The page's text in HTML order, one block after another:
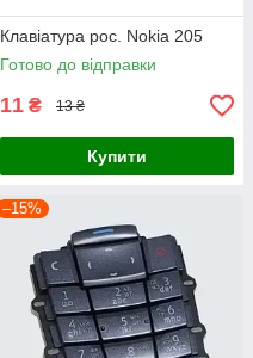
Клавіатура рос. Nokia 205
Готово до відправки
11 ₴ 13 ₴
Купити
–15%